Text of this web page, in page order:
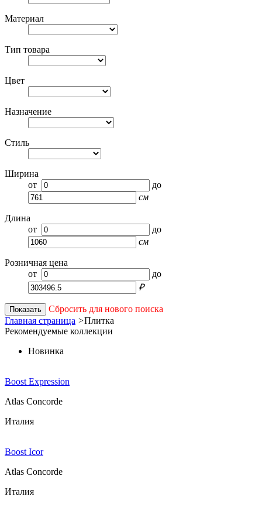
Материал
Тип товара
Цвет
Назначение
Стиль
Ширина
от
до
см
Длина
от
до
см
Розничная цена
от
до
₽
Показать
Сбросить для нового поиска
Главная страница >Плитка
Рекомендуемые коллекции
Новинка
Boost Expression
Atlas Concorde
Италия
Boost Icor
Atlas Concorde
Италия